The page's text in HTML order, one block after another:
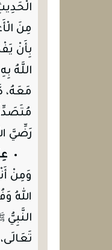
مِنَ
بِأَنْ
اللَّهُ
مَعَهُ،
رَضِّيَّ
وَمِنْ
اللهُ